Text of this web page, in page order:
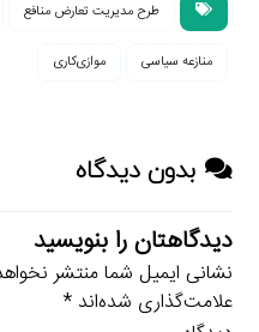
طرح مدیریت تعارض منافع
منازعه سیاسی موازی‌کاری
بدون دیدگاه
دیدگاهتان را بنویسید
نشانی ایمیل شما منتشر
علامت‌گذاری شده‌اند*